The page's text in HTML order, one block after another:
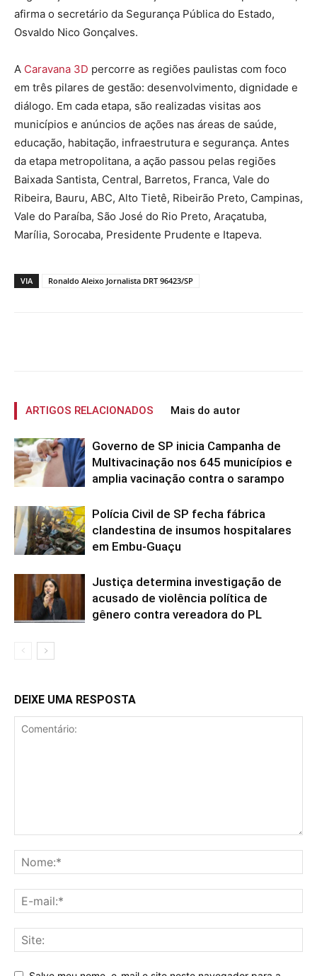
afirma o secretário da Segurança Pública do Estado,
Osvaldo Nico Gonçalves.
A Caravana 3D percorre as regiões paulistas com foco
em três pilares de gestão: desenvolvimento, dignidade e
diálogo. Em cada etapa, são realizadas visitas aos
municípios e anúncios de ações nas áreas de saúde,
educação, habitação, infraestrutura e segurança. Antes
da etapa metropolitana, a ação passou pelas regiões
Baixada Santista, Central, Barretos, Franca, Vale do
Ribeira, Bauru, ABC, Alto Tietê, Ribeirão Preto, Campinas,
Vale do Paraíba, São José do Rio Preto, Araçatuba,
Marília, Sorocaba, Presidente Prudente e Itapeva.
VIA Ronaldo Aleixo Jornalista DRT 96423/SP
ARTIGOS RELACIONADOS Mais do autor
Governo de SP inicia Campanha de
Multivacinação nos 645 municípios e
amplia vacinação contra o sarampo
Polícia Civil de SP fecha fábrica
clandestina de insumos hospitalares
em Embu-Guaçu
Justiça determina investigação de
acusado de violência política de
gênero contra vereadora do PL
DEIXE UMA RESPOSTA